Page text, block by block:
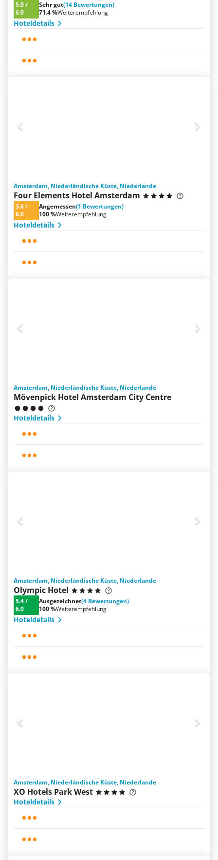
5.0/
6.0
Sehr gut(14 Bewertungen)
71.4 %Weiterempfehlung
Hoteldetails
Amsterdam, Niederländische Küste, Niederlande
Four Elements Hotel Amsterdam
3.6/
6.0
Angemessen(1 Bewertungen)
100 %Weiterempfehlung
Hoteldetails
Amsterdam, Niederländische Küste, Niederlande
Mövenpick Hotel Amsterdam City Centre
Hoteldetails
Amsterdam, Niederländische Küste, Niederlande
Olympic Hotel
5.4/
6.0
Ausgezeichnet(4 Bewertungen)
100 %Weiterempfehlung
Hoteldetails
Amsterdam, Niederländische Küste, Niederlande
XO Hotels Park West
Hoteldetails